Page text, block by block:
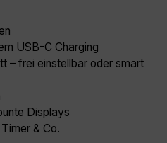
USB-C Charging
– frei einstellbar oder smart
Displays
& Co.